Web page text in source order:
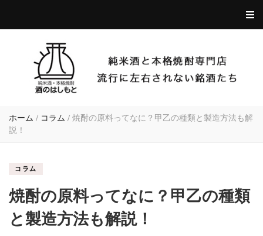
ホーム / コラム / 焼酎の原料ってなに？甲乙の種類と製造方法も解
説！
コラム
焼酎の原料ってなに？甲乙の種類
と製造方法も解説！